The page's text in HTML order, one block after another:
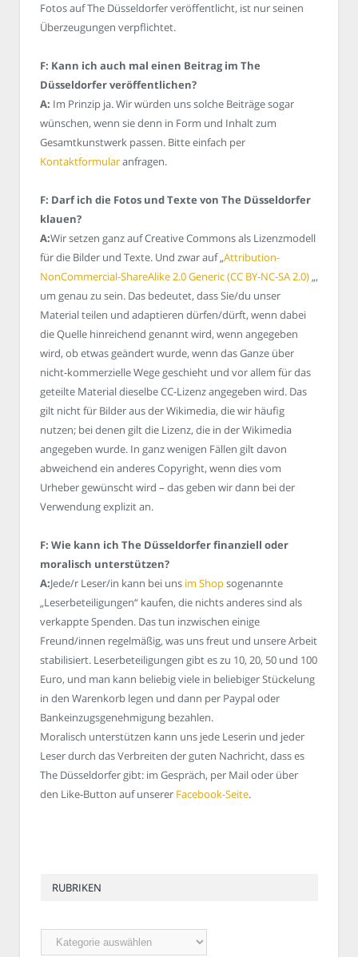
Fotos auf The Düsseldorfer veröffentlicht, ist nur seinen
Überzeugungen verpflichtet.
F: Kann ich auch mal einen Beitrag im The
Düsseldorfer veröffentlichen?
A: Im Prinzip ja. Wir würden uns solche Beiträge sogar
wünschen, wenn sie denn in Form und Inhalt zum
Gesamtkunstwerk passen. Bitte einfach per
Kontaktformularanfragen.
F: Darf ich die Fotos und Texte von The Düsseldorfer
klauen?
A:Wir setzen ganz auf Creative Commons als Lizenzmodell
für die Bilder und Texte. Und zwar auf „Attribution-
NonCommercial-ShareAlike 2.0 Generic (CC BY-NC-SA 2.0)„,
um genau zu sein. Das bedeutet, dass Sie/du unser
Material teilen und adaptieren dürfen/dürft, wenn dabei
die Quelle hinreichend genannt wird, wenn angegeben
wird, ob etwas geändert wurde, wenn das Ganze über
nicht-kommerzielle Wege geschieht und vor allem für das
geteilte Material dieselbe CC-Lizenz angegeben wird. Das
gilt nicht für Bilder aus der Wikimedia, die wir häufig
nutzen; bei denen gilt die Lizenz, die in der Wikimedia
angegeben wurde. In ganz wenigen Fällen gilt davon
abweichend ein anderes Copyright, wenn dies vom
Urheber gewünscht wird – das geben wir dann bei der
Verwendung explizit an.
F: Wie kann ich The Düsseldorfer finanziell oder
moralisch unterstützen?
A:Jede/r Leser/in kann bei uns im Shopsogenannte
„Leserbeteiligungen“ kaufen, die nichts anderes sind als
verkappte Spenden. Das tun inzwischen einige
Freund/innen regelmäßig, was uns freut und unsere Arbeit
stabilisiert. Leserbeteiligungen gibt es zu 10, 20, 50 und 100
Euro, und man kann beliebig viele in beliebiger Stückelung
in den Warenkorb legen und dann per Paypal oder
Bankeinzugsgenehmigung bezahlen.
Moralisch unterstützen kann uns jede Leserin und jeder
Leser durch das Verbreiten der guten Nachricht, dass es
The Düsseldorfer gibt: im Gespräch, per Mail oder über
den Like-Button auf unserer Facebook-Seite.
RUBRIKEN
Rubriken